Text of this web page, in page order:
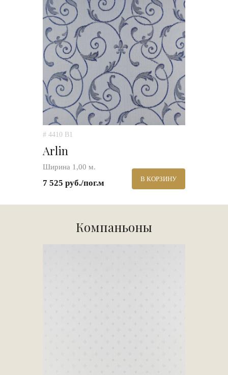
# 4410 B1
Arlin
Ширина 1,00 м.
7 525 руб./пог.м В КОРЗИНУ
Компаньоны